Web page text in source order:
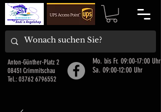
Anton-Günther-Platz 2
08451 Crimmitschau
Tel.:03762 6796552
Mo. bis Fr. 09:00-17:00 Uhr
Sa. 09:00-12:00 Uhr